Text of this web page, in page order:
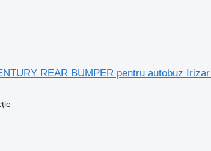
REAR BUMPER pentru autobuz